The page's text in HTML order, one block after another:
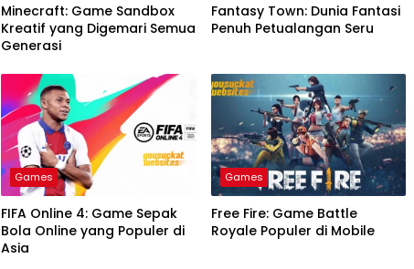
Minecraft: Game Sandbox
Kreatif yang Digemari Semua
Generasi
Fantasy Town: Dunia Fantasi
Penuh Petualangan Seru
Games
FIFA Online 4: Game Sepak
Bola Online yang Populer di
Asia
Games
Free Fire: Game Battle
Royale Populer di Mobile